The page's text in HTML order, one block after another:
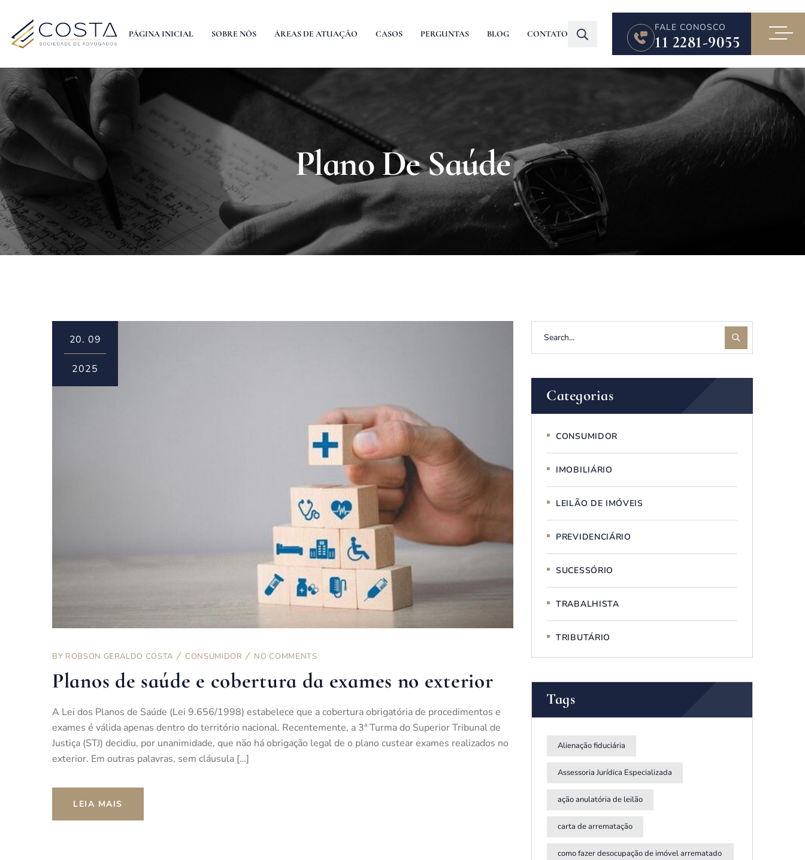
PÁGINA INICIAL SOBRE NÓS ÁREAS DE ATUAÇÃO CASOS PERGUNTAS BLOG CONTATO
FALE CONOSCO
11 2281-9055
Plano De Saúde
20. 09
2025
BY ROBSON GERALDO COSTA CONSUMIDOR NO COMMENTS
Planos de saúde e cobertura da exames no exterior
A Lei dos Planos de Saúde (Lei 9.656/1998) estabelece que a cobertura obrigatória de procedimentos e
exames é válida apenas dentro do território nacional. Recentemente, a 3ª Turma do Superior Tribunal de
Justiça (STJ) decidiu, por unanimidade, que não há obrigação legal de o plano custear exames realizados no
exterior. Em outras palavras, sem cláusula […]
LEIA MAIS
Categorias
CONSUMIDOR
IMOBILIÁRIO
LEILÃO DE IMÓVEIS
PREVIDENCIÁRIO
SUCESSÓRIO
TRABALHISTA
TRIBUTÁRIO
Tags
Alienação fiduciária
Assessoria Jurídica Especializada
ação anulatória de leilão
carta de arrematação
como fazer desocupação de imóvel arrematado